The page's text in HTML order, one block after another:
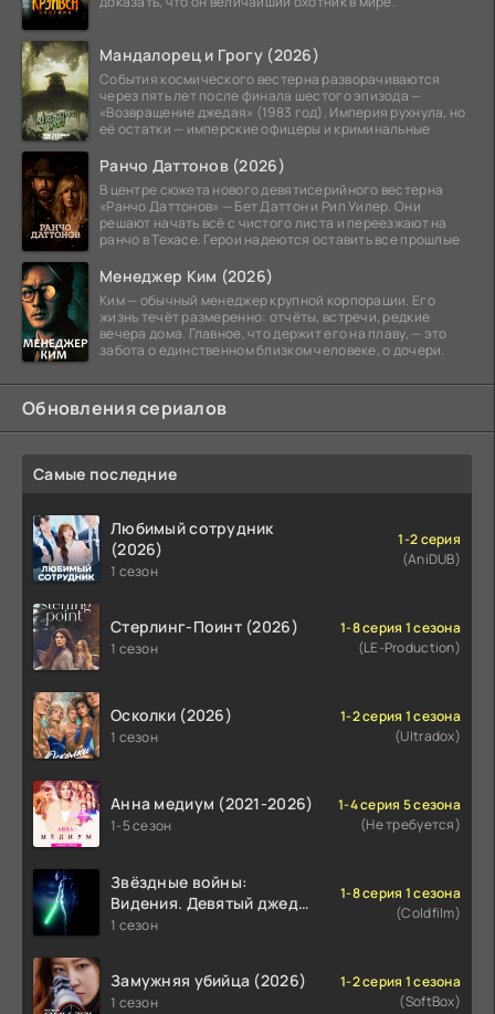
Мандалорец и Грогу (2026)
События космического вестерна разворачиваются
через пять лет после финала шестого эпизода —
«Возвращение джедая» (1983 год). Империя рухнула, но
её остатки — имперские офицеры и криминальные
Ранчо Даттонов (2026)
В центре сюжета нового девятисерийного вестерна
«Ранчо Даттонов» — Бет Даттон и Рип Уилер. Они
решают начать всё с чистого листа и переезжают на
ранчо в Техасе. Герои надеются оставить все прошлые
Менеджер Ким (2026)
Ким — обычный менеджер крупной корпорации. Его
жизнь течёт размеренно: отчёты, встречи, редкие
вечера дома. Главное, что держит его на плаву, — это
забота о единственном близком человеке, о дочери.
Обновления сериалов
Самые последние
Любимый сотрудник
(2026)
1 сезон
1-2 серия
(AniDUB)
Стерлинг-Поинт (2026)
1 сезон
1-8 серия 1 сезона
(LE-Production)
Осколки (2026)
1 сезон
1-2 серия 1 сезона
(Ultradox)
Анна медиум (2021-2026)
1-5 сезон
1-4 серия 5 сезона
(Не требуется)
Звёздные войны:
Видения. Девятый джедай
(2026)
1 сезон
1-8 серия 1 сезона
(Coldfilm)
Замужняя убийца (2026)
1 сезон
1-2 серия 1 сезона
(SoftBox)